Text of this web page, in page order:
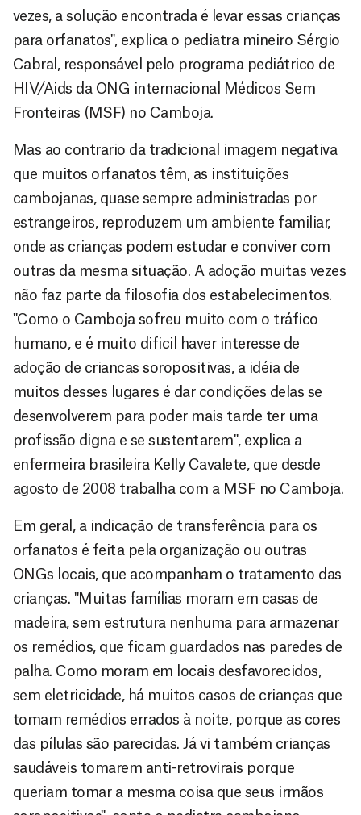
vezes, a solução encontrada é levar essas crianças
para orfanatos", explica o pediatra mineiro Sérgio
Cabral, responsável pelo programa pediátrico de
HIV/Aids da ONG internacional Médicos Sem
Fronteiras (MSF) no Camboja.
Mas ao contrario da tradicional imagem negativa
que muitos orfanatos têm, as instituições
cambojanas, quase sempre administradas por
estrangeiros, reproduzem um ambiente familiar,
onde as crianças podem estudar e conviver com
outras da mesma situação. A adoção muitas vezes
não faz parte da filosofia dos estabelecimentos.
"Como o Camboja sofreu muito com o tráfico
humano, e é muito dificil haver interesse de
adoção de criancas soropositivas, a idéia de
muitos desses lugares é dar condições delas se
desenvolverem para poder mais tarde ter uma
profissão digna e se sustentarem", explica a
enfermeira brasileira Kelly Cavalete, que desde
agosto de 2008 trabalha com a MSF no Camboja.
Em geral, a indicação de transferência para os
orfanatos é feita pela organização ou outras
ONGs locais, que acompanham o tratamento das
crianças. "Muitas famílias moram em casas de
madeira, sem estrutura nenhuma para armazenar
os remédios, que ficam guardados nas paredes de
palha. Como moram em locais desfavorecidos,
sem eletricidade, há muitos casos de crianças que
tomam remédios errados à noite, porque as cores
das pílulas são parecidas. Já vi também crianças
saudáveis tomarem anti-retrovirais porque
queriam tomar a mesma coisa que seus irmãos